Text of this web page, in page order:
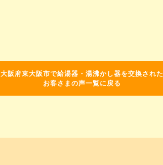
大阪府東大阪市で給湯器・湯沸かし器を交換された
お客さまの声一覧に戻る